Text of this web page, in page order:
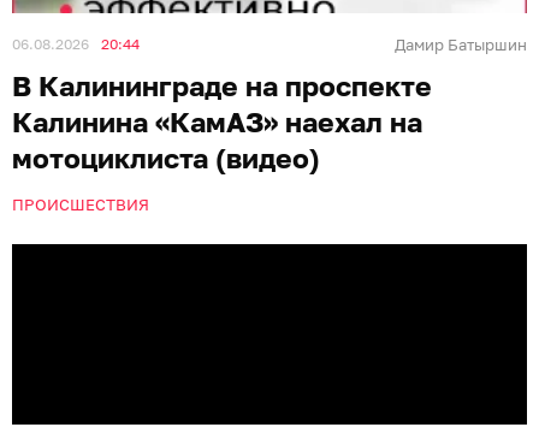
06.08.2026 20:44 Дамир Батыршин
В Калининграде на проспекте
Калинина «КамАЗ» наехал на
мотоциклиста (видео)
ПРОИСШЕСТВИЯ